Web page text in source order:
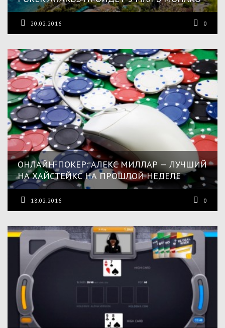
20.02.2016 0
ОНЛАЙН-ПОКЕР: АЛЕКС МИЛЛАР — ЛУЧШИЙ
НА ХАЙСТЕЙКС НА ПРОШЛОЙ НЕДЕЛЕ
18.02.2016 0